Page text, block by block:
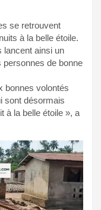
se retrouvent
à la belle étoile.
lancent ainsi un
personnes de bonne
bonnes volontés
sont désormais
à la belle étoile », a